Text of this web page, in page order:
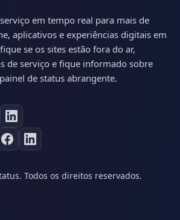
em tempo real para mais de
aplicativos e experiências digitais em
se os sites estão fora do ar,
de serviço e fique informado sobre
de status abrangente.
Todos os direitos reservados.